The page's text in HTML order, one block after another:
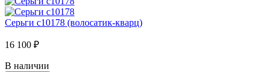
Серьги с10178 (волосатик-кварц)
16 100 ₽
В наличии